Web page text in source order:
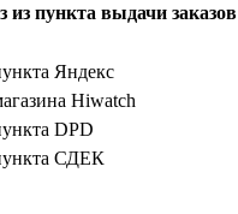
пункта выдачи заказов
Яндекс
Hiwatch
DPD
СДЕК